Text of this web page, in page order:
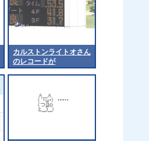
カルストンライトオさん
のレコードが